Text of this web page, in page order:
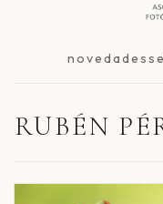
novedades
RUBÉN